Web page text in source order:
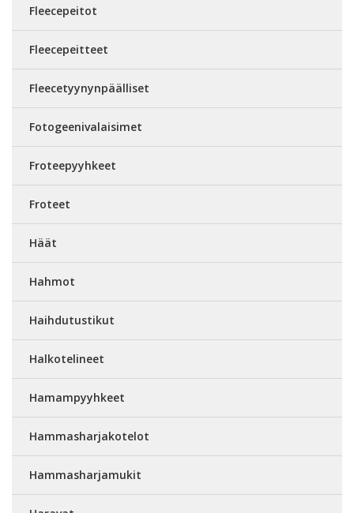
Fleecepeitot
Fleecepeitteet
Fleecetyynynpäälliset
Fotogeenivalaisimet
Froteepyyhkeet
Froteet
Häät
Hahmot
Haihdutustikut
Halkotelineet
Hamampyyhkeet
Hammasharjakotelot
Hammasharjamukit